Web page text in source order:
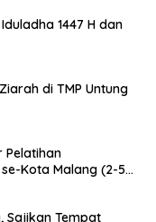
1447 H dan
di TMP Untung
Pelatihan
Kota Malang (2-5
Sajikan Tempat